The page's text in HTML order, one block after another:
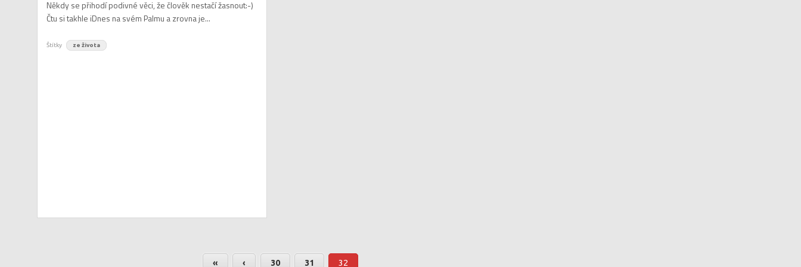
Někdy se přihodí podivné věci, že člověk nestačí žasnout:-)
Čtu si takhle iDnes na svém Palmu a zrovna je...
Štítky ze života
« ‹ 30 31 32